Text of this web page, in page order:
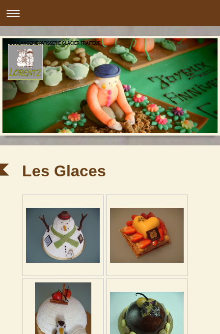
BOULANGERIE PATISSERIE GLACIER TRAITEUR
Les Glaces